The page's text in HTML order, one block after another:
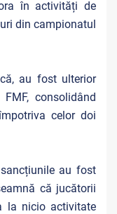
în activități de
din campionatul
au fost ulterior
consolidând
celor doi
au fost
că jucătorii
la nicio activitate